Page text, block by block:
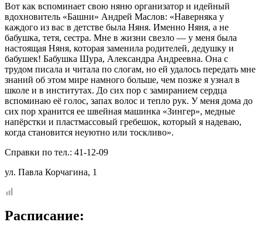
Вот как вспоминает свою няню организатор и идейный
вдохновитель «Башни» Андрей Маслов: «Наверняка у
каждого из вас в детстве была Няня. Именно Няня, а не
бабушка, тетя, сестра. Мне в жизни свезло — у меня была
настоящая Няня, которая заменила родителей, дедушку и
бабушек! Бабушка Шура, Александра Андреевна. Она с
трудом писала и читала по слогам, но ей удалось передать мне
знаний об этом мире намного больше, чем позже я узнал в
школе и в институтах. До сих пор с замиранием сердца
вспоминаю её голос, запах волос и тепло рук. У меня дома до
сих пор хранится ее швейная машинка «Зингер», медные
напёрстки и пластмассовый гребешок, который я надеваю,
когда становится неуютно или тоскливо».
Справки по тел.: 41-12-09
ул. Павла Корчагина, 1
Расписание: